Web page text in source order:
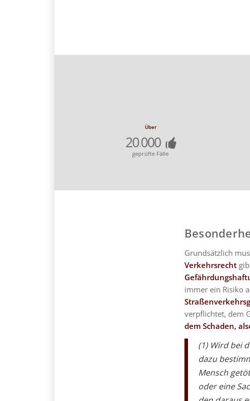
Über
20.000
geprüfte Fälle
Grundsätzlich
Verkehrsrecht
immer ein Risiko
verpflichtet, dem
dem Schaden,
(1) Wird bei
dazu
Mensch
oder eine